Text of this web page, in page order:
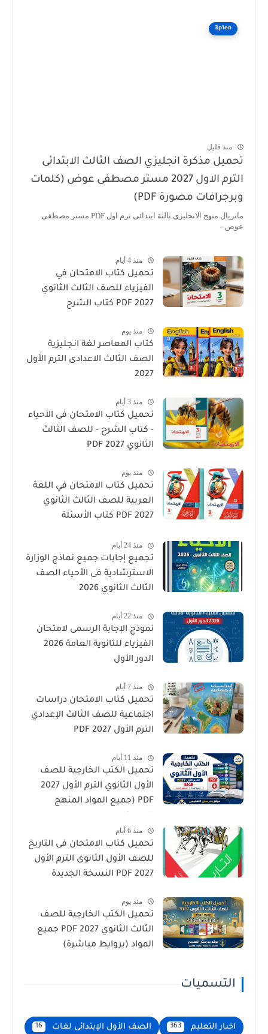
3p1en
منذ قليل
تحميل مذكرة انجليزي الصف الثالث الابتدائى
الترم الاول 2027 مستر مصطفى عوض (كلمات
وبرجرافات مصورة PDF)
ماتريال منهج الانجليزي ثالثة ابتدائى ترم اول PDF مستر مصطفى
عوض -
منذ 4 أيام
تحميل كتاب الامتحان في
الفيزياء للصف الثالث الثانوي
2027 PDF كتاب الشرح
منذ يوم
كتاب المعاصر لغة انجليزية
الصف الثالث الاعدادى الترم الأول
2027
منذ 3 أيام
تحميل كتاب الامتحان فى الأحياء
- كتاب الشرح - للصف الثالث
الثانوي 2027 PDF
منذ يوم
تحميل كتاب الامتحان في اللغة
العربية للصف الثالث الثانوي
2027 PDF كتاب الأسئلة
منذ 24 أيام
تجميع إجابات جميع نماذج الوزارة
الاسترشادية فى الأحياء الصف
الثالث الثانوي 2026
منذ 22 أيام
نموذج الإجابة الرسمى لامتحان
الفيزياء للثانوية العامة 2026
الدور الأول
منذ 7 أيام
تحميل كتاب الامتحان دراسات
اجتماعية للصف الثالث الإعدادي
الترم الأول 2027 PDF
منذ 11 أيام
تحميل الكتب الخارجية للصف
الأول الثانوي الترم الأول 2027
PDF (جميع المواد المنهج
منذ 6 أيام
تحميل كتاب الامتحان فى التاريخ
للصف الأول الثانوى الترم الأول
2027 PDF النسخة الجديدة
منذ يوم
تحميل الكتب الخارجية للصف
الثالث الثانوي 2027 PDF جميع
المواد (بروابط مباشرة)
التسميات
اخبار التعليم 363 الصف الأول الإبتدائى لغات 16